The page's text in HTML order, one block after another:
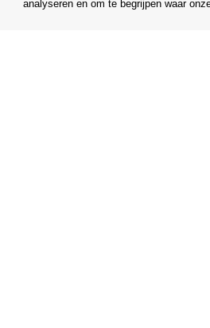
analyseren en om te begrijpen waar